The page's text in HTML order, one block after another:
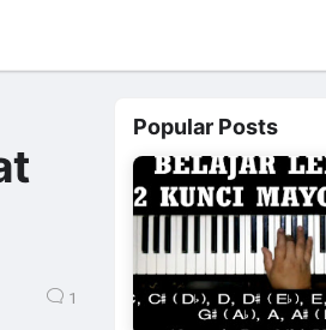
1
Popular Posts